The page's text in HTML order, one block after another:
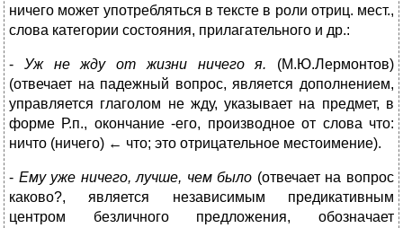
ничего может употребляться в тексте в роли отриц. мест.,
слова категории состояния, прилагательного и др.:
- Уж не жду от жизни ничего я. (М.Ю.Лермонтов)
(отвечает на падежный вопрос, является дополнением,
управляется глаголом не жду, указывает на предмет, в
форме Р.п., окончание -его, производное от слова что:
ничто (ничего) ← что; это отрицательное местоимение).
- Ему уже ничего, лучше, чем было (отвечает на вопрос
каково?, является независимым предикативным
центром безличного предложения, обозначает